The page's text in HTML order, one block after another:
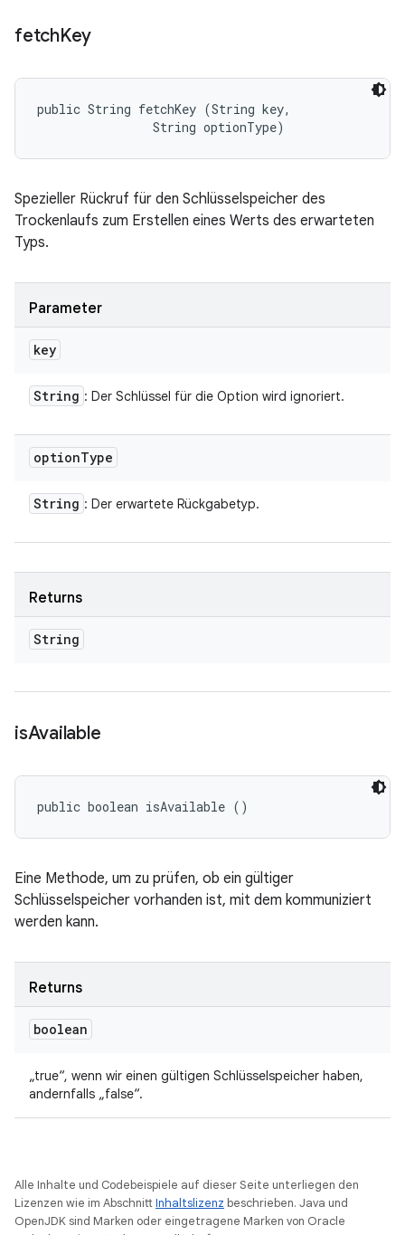
fetchKey
public String fetchKey (String key,
                String optionType)
Spezieller Rückruf für den Schlüsselspeicher des
Trockenlaufs zum Erstellen eines Werts des erwarteten
Typs.
Parameter
key
String : Der Schlüssel für die Option wird ignoriert.
optionType
String : Der erwartete Rückgabetyp.
Returns
String
isAvailable
public boolean isAvailable ()
Eine Methode, um zu prüfen, ob ein gültiger
Schlüsselspeicher vorhanden ist, mit dem kommuniziert
werden kann.
Returns
boolean
„true“, wenn wir einen gültigen Schlüsselspeicher haben,
andernfalls „false“.
Alle Inhalte und Codebeispiele auf dieser Seite unterliegen den
Lizenzen wie im AbschnittInhaltslizenz beschrieben. Java und
OpenJDK sind Marken oder eingetragene Marken von Oracle